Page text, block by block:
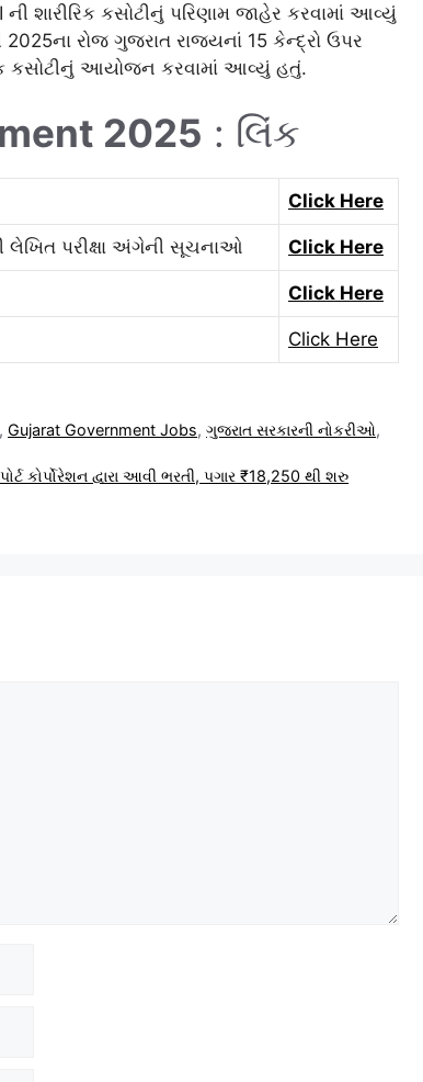
ની શારીરિક કસોટીનું પરિણામ જાહેર કરવામાં આવ્યું
રોજ ગુજરાત રાજ્યનાં 15 કેન્દ્રો ઉપર
કસોટીનું આયોજન કરવામાં આવ્યું હતું.
2025 : લિંક
Click Here
લેખિત પરીક્ષા અંગેની સૂચનાઓ Click Here
Click Here
Click Here
,Gujarat Government Jobs,ગુજરાત સરકારની નોકરીઓ,
કોર્પોરેશન દ્વારા આવી ભરતી, પગાર ₹18,250 થી શરુ